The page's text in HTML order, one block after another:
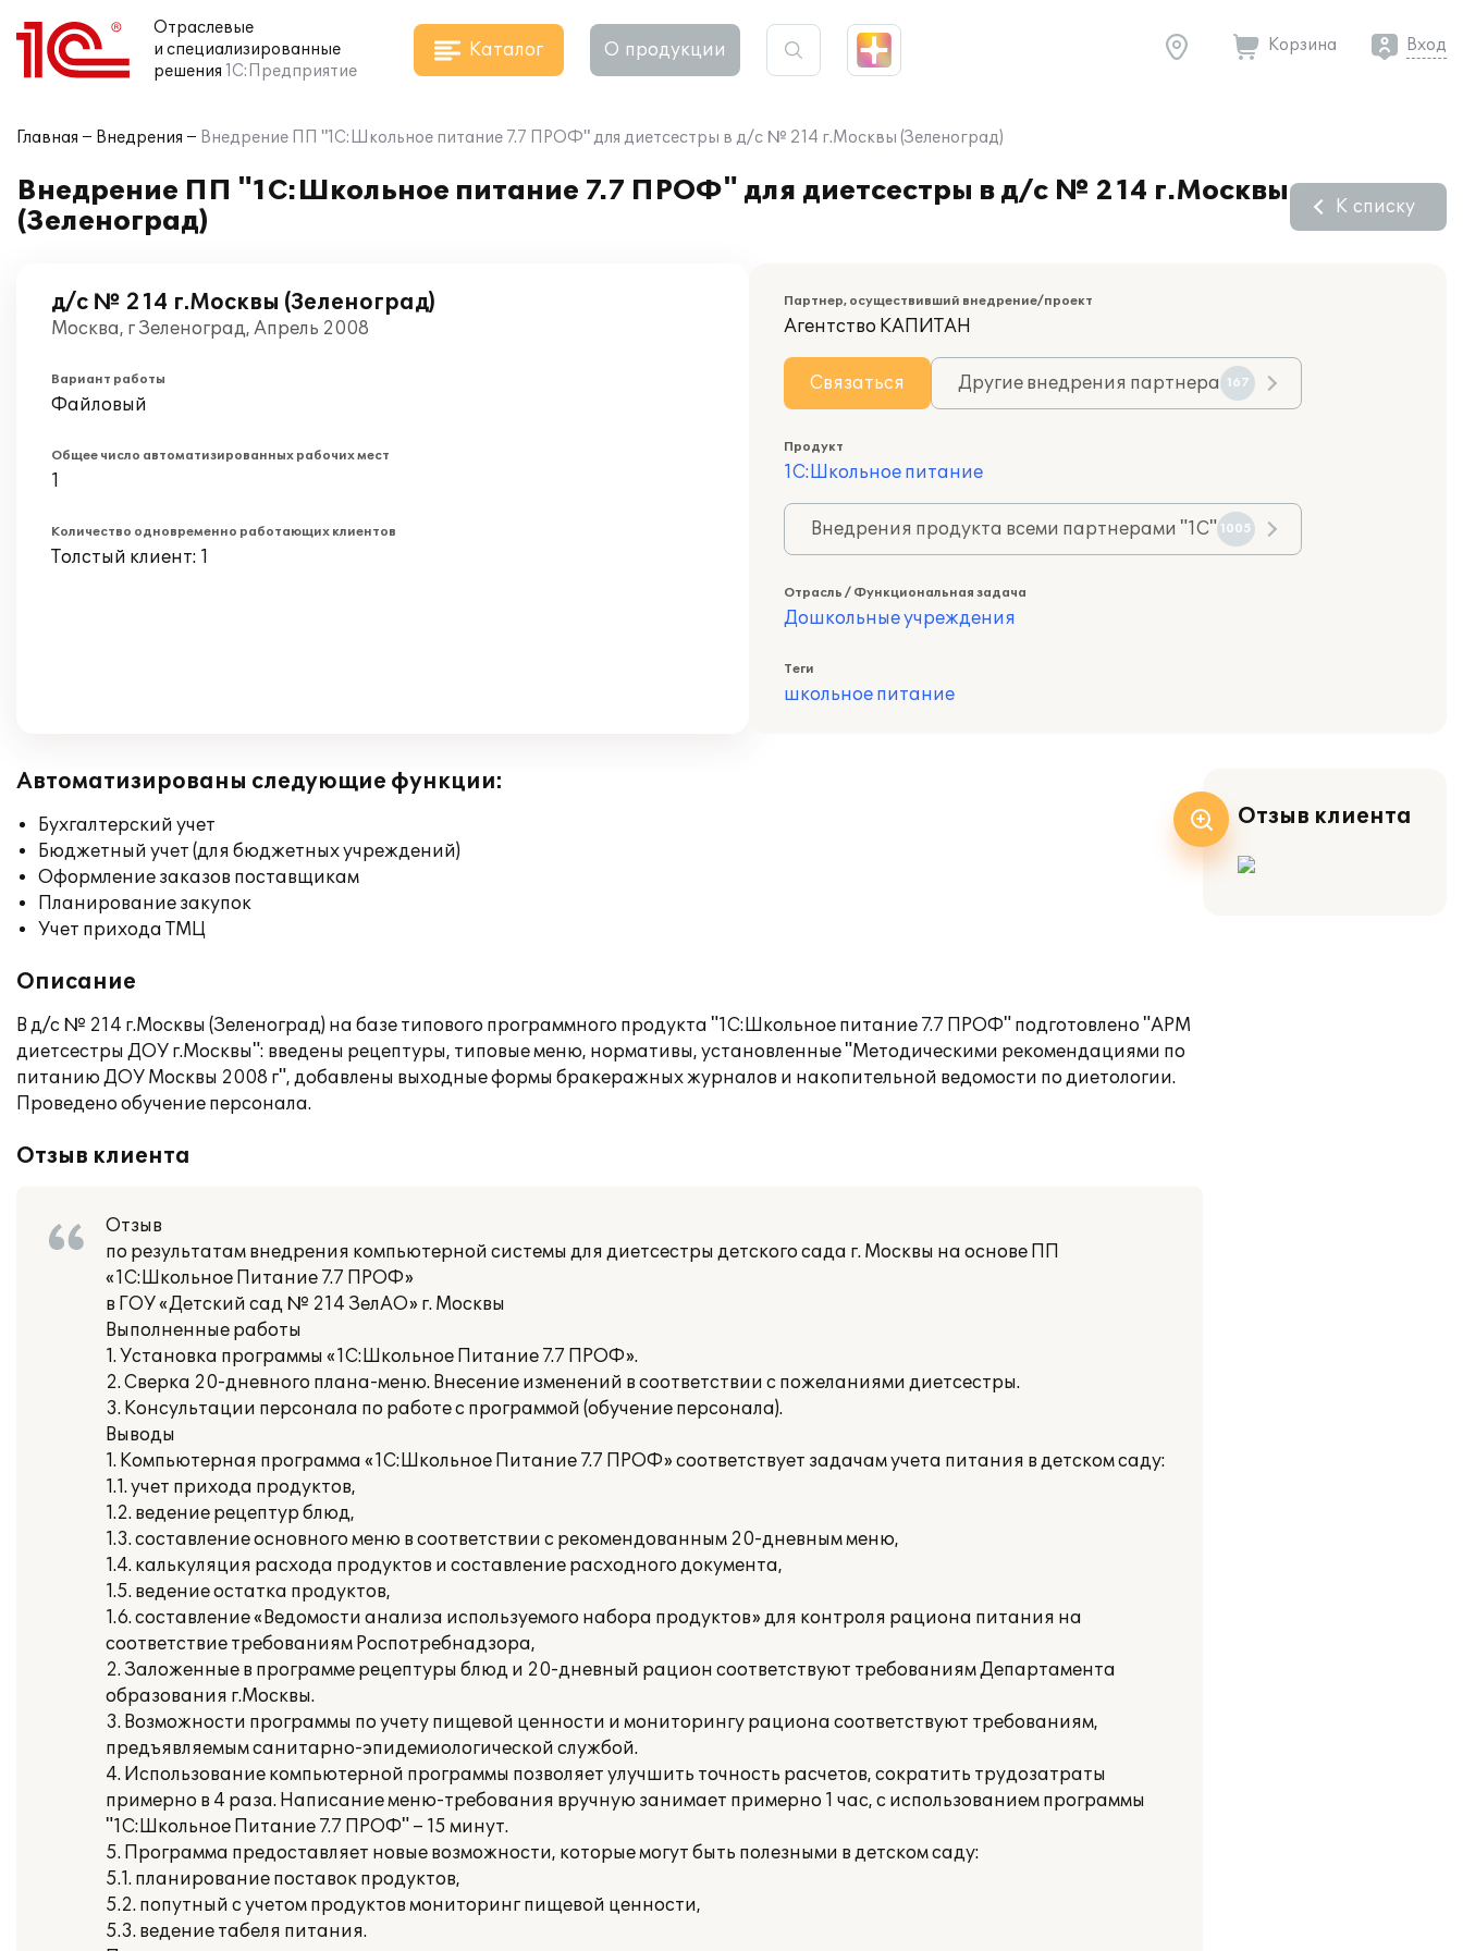
Отраслевые
и специализированные
решения 1С:Предприятие
Каталог О продукции Корзина Вход
Главная Внедрения Внедрение ПП "1С:Школьное питание 7.7 ПРОФ" для диетсестры в д/с № 214 г.Москвы (Зеленоград)
Внедрение ПП "1С:Школьное питание 7.7 ПРОФ" для диетсестры в д/с № 214 г.Москвы
(Зеленоград)
К списку
д/с № 214 г.Москвы (Зеленоград)
Москва, г Зеленоград, Апрель 2008
Вариант работы
Файловый
Общее число автоматизированных рабочих мест
1
Количество одновременно работающих клиентов
Толстый клиент: 1
Партнер, осуществивший внедрение/проект
Агентство КАПИТАН
Связаться Другие внедрения партнера 167
Продукт
1С:Школьное питание
Внедрения продукта всеми партнерами "1С" 1005
Отрасль / Функциональная задача
Дошкольные учреждения
Теги
школьное питание
Автоматизированы следующие функции:
Бухгалтерский учет
Бюджетный учет (для бюджетных учреждений)
Оформление заказов поставщикам
Планирование закупок
Учет прихода ТМЦ
Описание
В д/с № 214 г.Москвы (Зеленоград) на базе типового программного продукта "1С:Школьное питание 7.7 ПРОФ" подготовлено "АРМ
диетсестры ДОУ г.Москвы": введены рецептуры, типовые меню, нормативы, установленные "Методическими рекомендациями по
питанию ДОУ Москвы 2008 г", добавлены выходные формы бракеражных журналов и накопительной ведомости по диетологии.
Проведено обучение персонала.
Отзыв клиента
Отзыв
по результатам внедрения компьютерной системы для диетсестры детского сада г. Москвы на основе ПП
«1С:Школьное Питание 7.7 ПРОФ»
в ГОУ «Детский сад № 214 ЗелАО» г. Москвы
Выполненные работы
1. Установка программы «1С:Школьное Питание 7.7 ПРОФ».
2. Сверка 20-дневного плана-меню. Внесение изменений в соответствии с пожеланиями диетсестры.
3. Консультации персонала по работе с программой (обучение персонала).
Выводы
1. Компьютерная программа «1С:Школьное Питание 7.7 ПРОФ» соответствует задачам учета питания в детском саду:
1.1. учет прихода продуктов,
1.2. ведение рецептур блюд,
1.3. составление основного меню в соответствии с рекомендованным 20-дневным меню,
1.4. калькуляция расхода продуктов и составление расходного документа,
1.5. ведение остатка продуктов,
1.6. составление «Ведомости анализа используемого набора продуктов» для контроля рациона питания на
соответствие требованиям Роспотребнадзора,
2. Заложенные в программе рецептуры блюд и 20-дневный рацион соответствуют требованиям Департамента
образования г.Москвы.
3. Возможности программы по учету пищевой ценности и мониторингу рациона соответствуют требованиям,
предъявляемым санитарно-эпидемиологической службой.
4. Использование компьютерной программы позволяет улучшить точность расчетов, сократить трудозатраты
примерно в 4 раза. Написание меню-требования вручную занимает примерно 1 час, с использованием программы
"1С:Школьное Питание 7.7 ПРОФ" – 15 минут.
5. Программа предоставляет новые возможности, которые могут быть полезными в детском саду:
5.1. планирование поставок продуктов,
5.2. попутный с учетом продуктов мониторинг пищевой ценности,
5.3. ведение табеля питания.
Отзыв клиента